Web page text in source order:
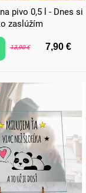
pivo 0,5 l - Dnes si
zaslúžím
13,90 € 7,90 €